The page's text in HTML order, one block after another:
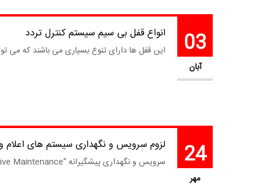
03
آبان
انواع قفل بی سیم سیستم کنترل تردد
این قفل ها دارای تنوع بسیاری می باشند که می
24
مهر
لزوم سرویس و نگهداری سیستم های اعلام
سرویس و نگهداری پیشگیرانه “Preventive Maintenance” یا به اختصار PM به فرآیند نگهداری گفته می شود که به صورت مرتب انجام شده و هدف آن کاهش احتمال رخداد خرابی...